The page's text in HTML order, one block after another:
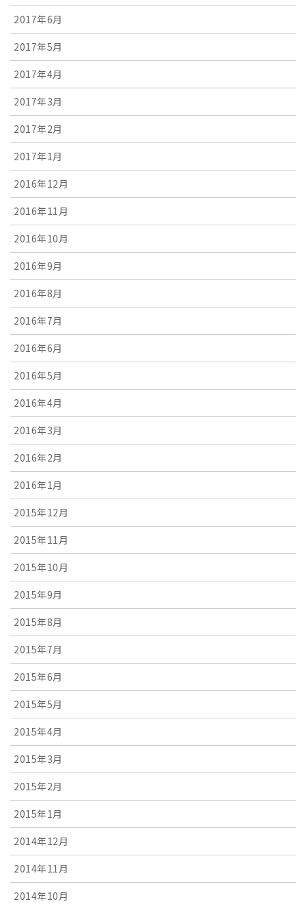
2017年6月
2017年5月
2017年4月
2017年3月
2017年2月
2017年1月
2016年12月
2016年11月
2016年10月
2016年9月
2016年8月
2016年7月
2016年6月
2016年5月
2016年4月
2016年3月
2016年2月
2016年1月
2015年12月
2015年11月
2015年10月
2015年9月
2015年8月
2015年7月
2015年6月
2015年5月
2015年4月
2015年3月
2015年2月
2015年1月
2014年12月
2014年11月
2014年10月